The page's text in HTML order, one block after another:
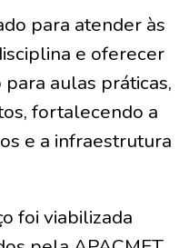
para atender às
e oferecer
aulas práticas,
fortalecendo a
e a infraestrutura
foi viabilizada